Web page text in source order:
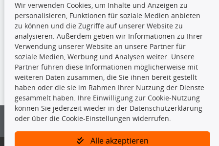
TecDoc Inside
Die hier angezeigten Daten insbesondere die gesamte Datenbank dürfen
nicht kopiert werden.
Es ist zu unterlassen, die Daten oder die gesamte Datenbank ohne
vorherige Zustimmung von TecDoc zu vervielfältigen, zu verbreiten
und/oder diese Handlungen durch Dritte ausführen zu lassen. Ein
Bitte prüfen Sie, ob das über unseren Onlineshop identifizierte Ersatzteil
Wir verwenden Cookies, um Inhalte und Anzeigen zu
personalisieren, Funktionen für soziale Medien anbieten
zu können und die Zugriffe auf unserer Website zu
analysieren. Außerdem geben wir Informationen zu Ihrer
Verwendung unserer Website an unsere Partner für
soziale Medien, Werbung und Analysen weiter. Unsere
Partner führen diese Informationen möglicherweise mit
weiteren Daten zusammen, die Sie ihnen bereit gestellt
haben oder die sie im Rahmen Ihrer Nutzung der Dienste
gesammelt haben. Ihre Einwilligung zur Cookie-Nutzung
können Sie jederzeit wieder in der Datenschutzerklärung
oder über die Cookie-Einstellungen widerrufen.
Alle akzeptieren